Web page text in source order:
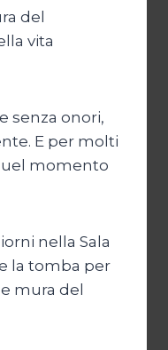
del
vita
senza onori,
E per molti
momento
nella Sala
la tomba per
mura del